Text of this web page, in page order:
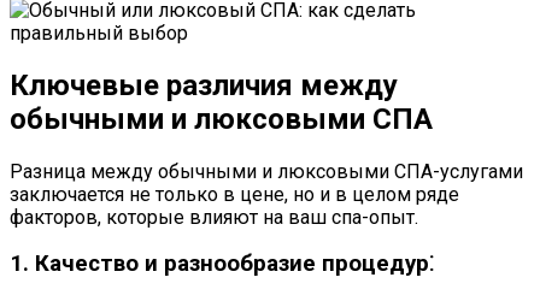
Ключевые различия между
обычными и люксовыми СПА
Разница между обычными и люксовыми СПА-услугами
заключается не только в цене, но и в целом ряде
факторов, которые влияют на ваш спа-опыт.
1. Качество и разнообразие процедур⁚